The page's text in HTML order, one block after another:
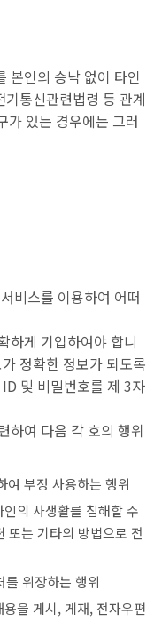
본인의 승낙 없이 타인
통신관련법령 등 관계
가 있는 경우에는 그러
비스를 이용하여 어떠
하게 기입하여야 합니
정확한 정보가 되도록
및 비밀번호를 제 3자
하여 다음 각 호의 행위
여 부정 사용하는 행위
의 사생활를 침해할 수
또는 기타의 방법으로 전
위장하는 행위
을 게시, 게재, 전자우편